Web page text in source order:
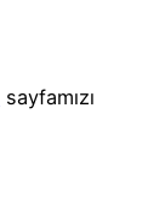
sayfamızı